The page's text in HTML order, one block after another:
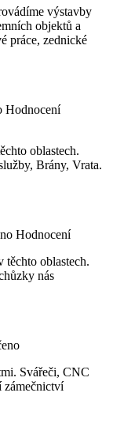
výstavby
objektů a
práce, zednické
Hodnocení
oblastech.
Brány, Vrata.
Hodnocení
oblastech.
nás
Svářeči, CNC
zámečnictví